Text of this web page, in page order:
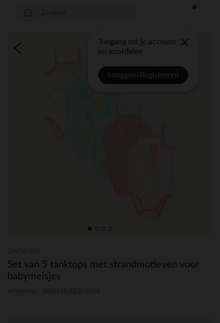
Toegang tot je account
en voordelen
Inloggen/Registreren
Set van 5 tanktops met strandmotieven voor
babymeisjes